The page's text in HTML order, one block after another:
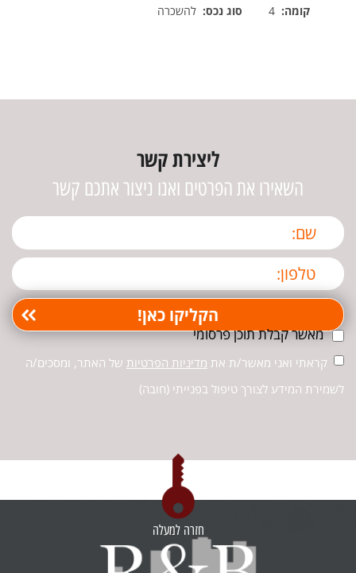
קומה:
סוג נכס: להשכרה
ליצירת קשר
השאירו את הפרטים ואנו ניצור אתכם קשר
מאשר קבלת תוכן פרסומי
קראתי ואני מאשר/ת את מדיניות הפרטיות של האתר, ומסכים/ה
לשמירת המידע לצורך טיפול בפנייתי (חובה)
חזרה למעלה